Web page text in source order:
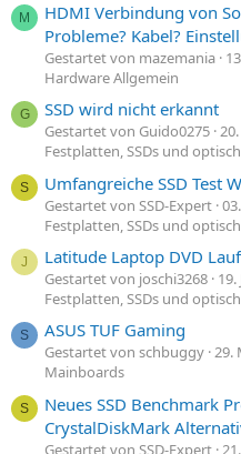
M
HDMI Verbindung von
Probleme? Kabel?
Gestartet von mazemania
Hardware Allgemein
G SSD wird nicht erkannt
Gestartet von Guido0275
Festplatten, SSDs und
S Umfangreiche SSD Test
Gestartet von SSD-Expert
Festplatten, SSDs und
J Latitude Laptop DVD
Gestartet von joschi3268 19.
Festplatten, SSDs und
S ASUS TUF Gaming
Gestartet von schbuggy 29.
Mainboards
S
Neues SSD Benchmark
CrystalDiskMark
Gestartet von SSD-Expert